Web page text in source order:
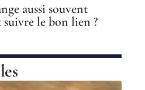
aussi souvent
suivre le bon lien ?